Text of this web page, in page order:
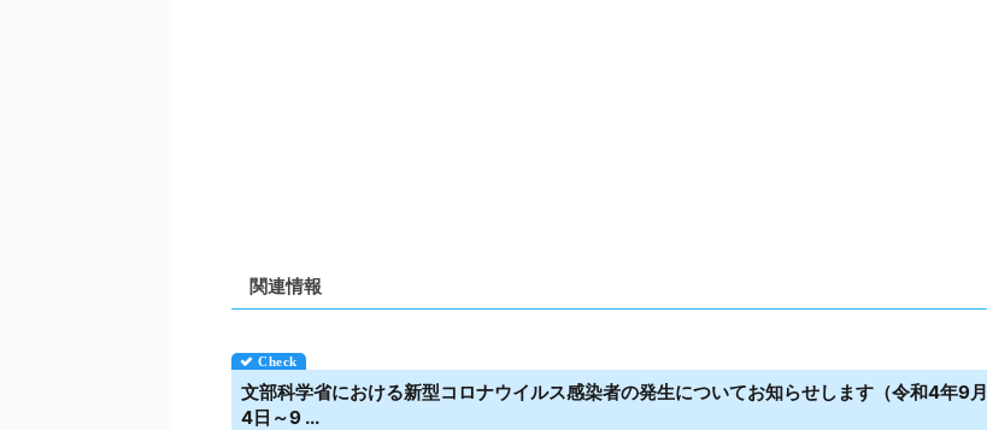
関連情報
文部科学省における新型コロナウイルス感染者の発生についてお知らせします（令和4年9月
4日～9 ...